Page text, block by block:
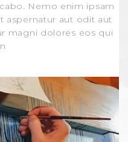
Nemo enim ipsam
aspernatur aut odit aut
magni dolores eos qui